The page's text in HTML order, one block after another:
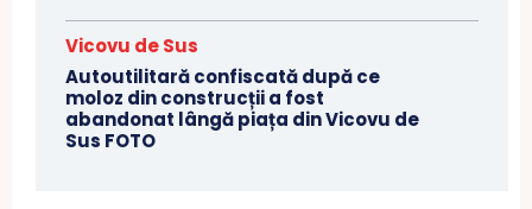
Vicovu de Sus
Autoutilitară confiscată după ce
moloz din construcții a fost
abandonat lângă piața din Vicovu de
Sus FOTO